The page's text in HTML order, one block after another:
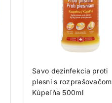
Savo dezinfekcia proti
plesni s rozprašovačom
Kúpeľňa 500ml